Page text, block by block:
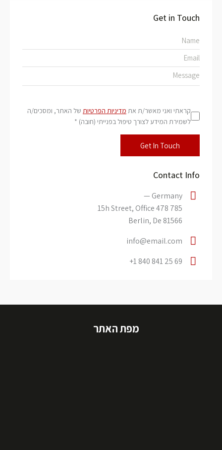
Get in Touch
קראתי ואני מאשר/ת את מדיניות הפרטיות של האתר, ומסכים/ה
לשמירת המידע לצורך טיפול בפנייתי (חובה) *
Contact Info
Germany —
785 15h Street, Office 478
Berlin, De 81566
info@email.com
+1 840 841 25 69
מפת האתר